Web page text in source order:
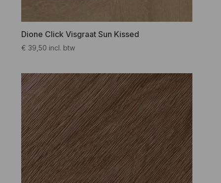
Dione Click Visgraat Sun Kissed
€ 39,50 incl. btw